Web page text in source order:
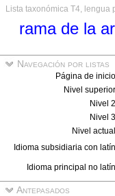
Lista taxonómica T4, lengua
rama de la
Navegación por listas
Página de inicio
Nivel superior
Nivel 2
Nivel 3
Nivel actual
Idioma subsidiaria con latín
Idioma principal no latín
Antepasados